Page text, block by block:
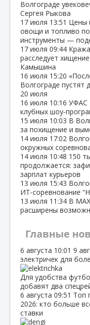
Волгограде
Сергея Рыкова
17 июля 13:51 Цены
овощи и топливо
инструменты —
17 июля 09:44
расследует
Камышина
16 июля 15:20
Волгограде пустят
20 июля
16 июля 10:16 УФАС
клубных
15 июля 10:03 В
за похищение и
14 июля 17:02
окружных
14 июля 10:48 150
продолжается:
зарплат курьеров
13 июля 15:43
ИТ‑соревнование
13 июля 11:34 В
расширены
Главные
6 августа 10:01 9
электричек для
Для удобства
добавят два
6 августа 09:51 Топ
2026: кто больше
ставки